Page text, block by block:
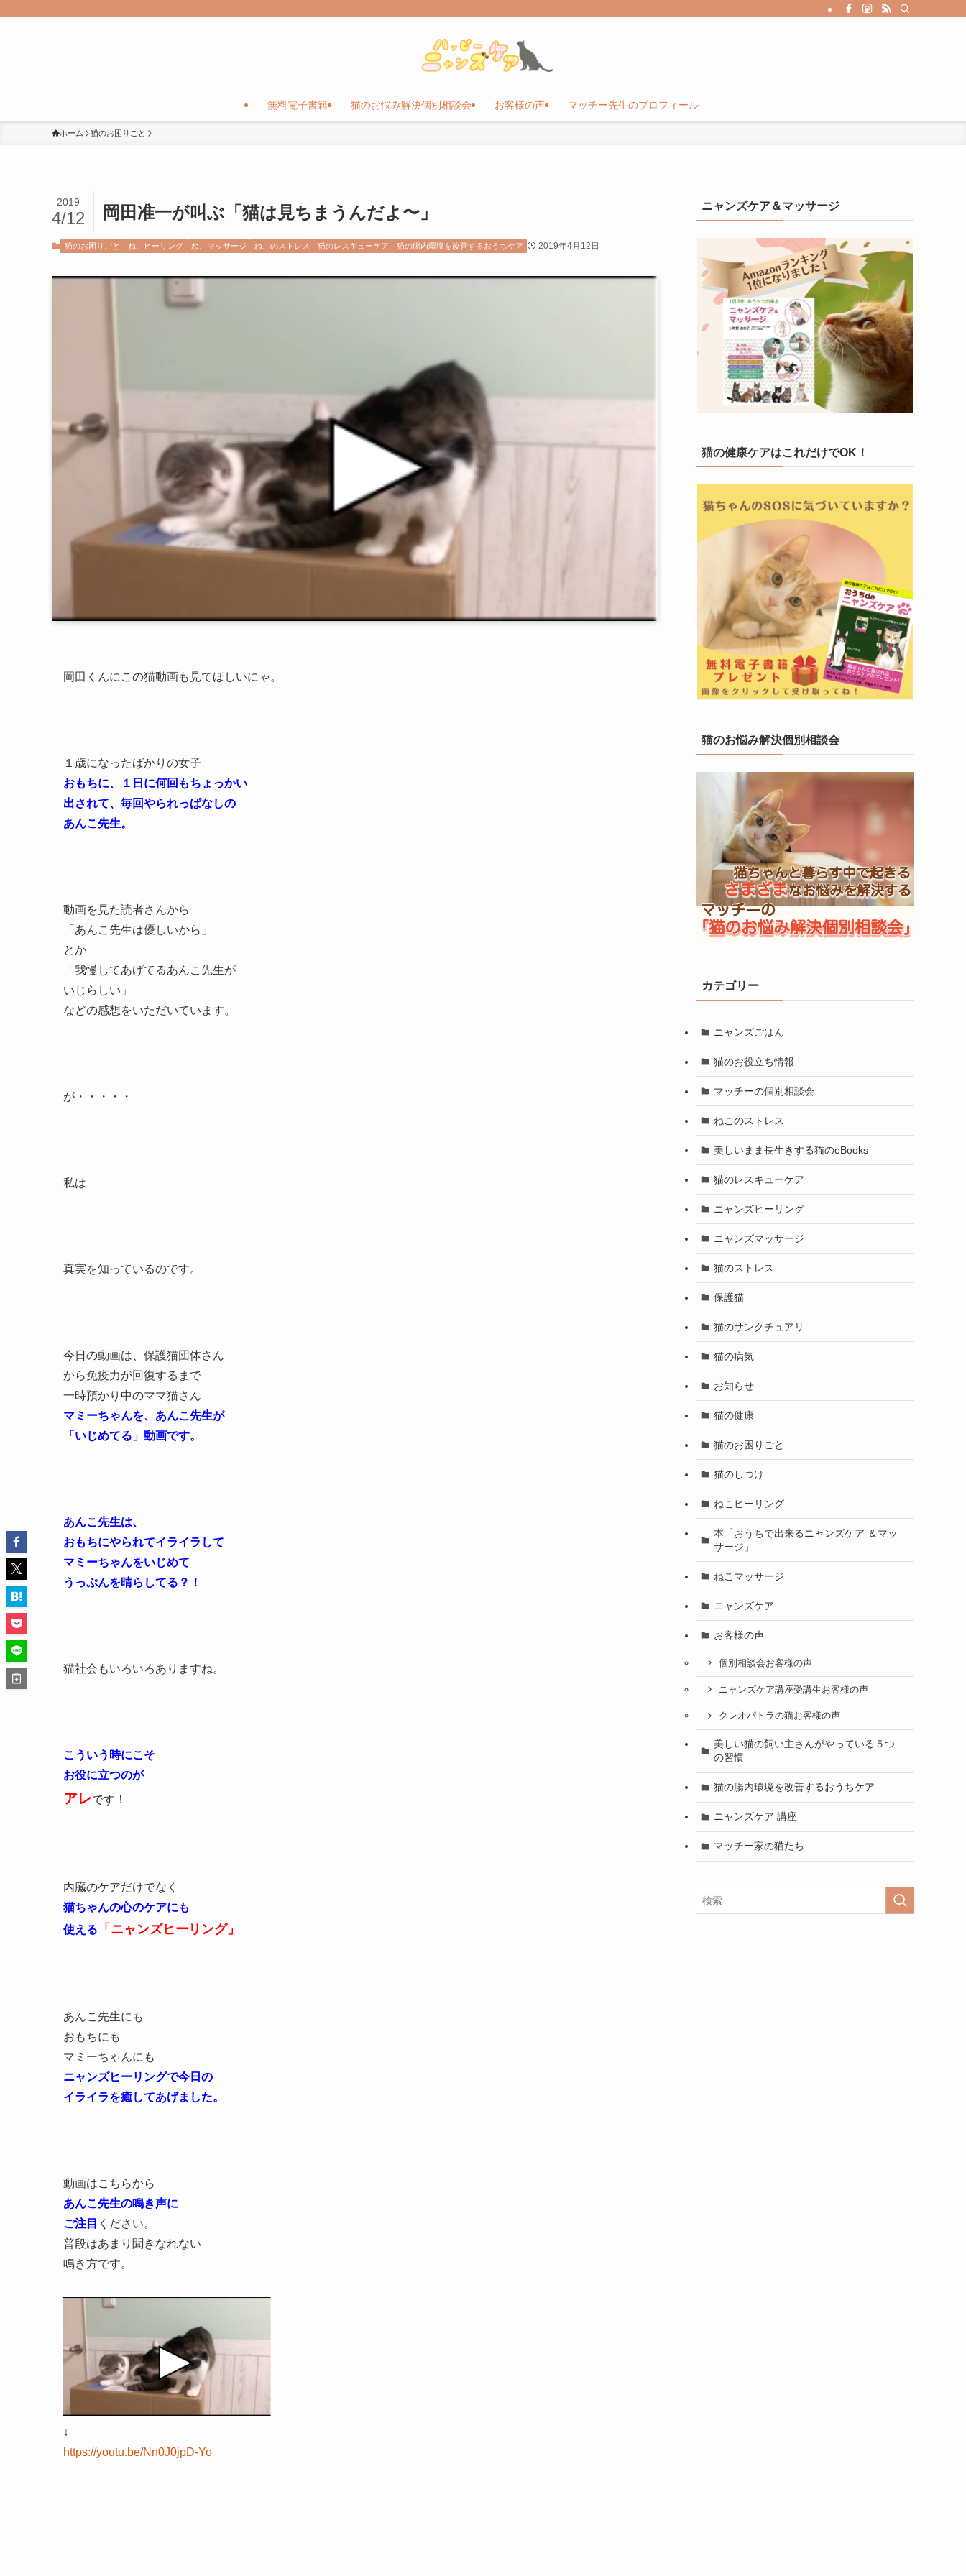
無料電子書籍 猫のお悩み解決個別相談会 お客様の声 マッチー先生のプロフィール
ホーム 猫のお困りごと
岡田准一が叫ぶ「猫は見ちまうんだよ〜」
2019
4/12
猫のお困りごと ねこヒーリング ねこマッサージ ねこのストレス 猫のレスキューケア 猫の腸内環境を改善するおうちケア 2019年4月12日
岡田くんにこの猫動画も見てほしいにゃ。
１歳になったばかりの女子
おもちに、１日に何回もちょっかい
出されて、毎回やられっぱなしの
あんこ先生。
動画を見た読者さんから
「あんこ先生は優しいから」
とか
「我慢してあげてるあんこ先生が
いじらしい」
などの感想をいただいています。
が・・・・・
私は
真実を知っているのです。
今日の動画は、保護猫団体さん
から免疫力が回復するまで
一時預かり中のママ猫さん
マミーちゃんを、あんこ先生が
「いじめてる」動画です。
あんこ先生は、
おもちにやられてイライラして
マミーちゃんをいじめて
うっぷんを晴らしてる？！
猫社会もいろいろありますね。
こういう時にこそ
お役に立つのが
アレです！
内臓のケアだけでなく
猫ちゃんの心のケアにも
使える
「ニャンズヒーリング」
あんこ先生にも
おもちにも
マミーちゃんにも
ニャンズヒーリングで今日の
イライラを癒してあげました。
動画はこちらから
あんこ先生の鳴き声に
ご注目 ください。
普段はあまり聞きなれない
鳴き方です。
↓
https://youtu.be/Nn0J0jpD-Yo
ニャンズケア＆マッサージ
猫の健康ケアはこれだけでOK！
猫のお悩み解決個別相談会
カテゴリー
ニャンズごはん
猫のお役立ち情報
マッチーの個別相談会
ねこのストレス
美しいまま長生きする猫のeBooks
猫のレスキューケア
ニャンズヒーリング
ニャンズマッサージ
猫のストレス
保護猫
猫のサンクチュアリ
猫の病気
お知らせ
猫の健康
猫のお困りごと
猫のしつけ
ねこヒーリング
本「おうちで出来るニャンズケア ＆マッ
サージ」
ねこマッサージ
ニャンズケア
お客様の声
個別相談会お客様の声
ニャンズケア講座受講生お客様の声
クレオパトラの猫お客様の声
美しい猫の飼い主さんがやっている５つ
の習慣
猫の腸内環境を改善するおうちケア
ニャンズケア 講座
マッチー家の猫たち